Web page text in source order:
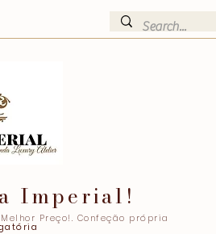
Imperial!
Preço!. Confeção própria